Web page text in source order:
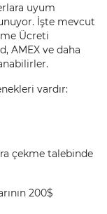
uyum
İşte mevcut
Ücreti
AMEX ve daha
vardır:
çekme talebinde
200$